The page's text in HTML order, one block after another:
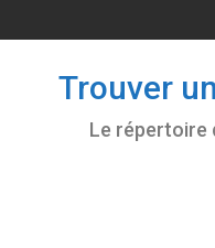
to
Trouver
Le répertoire